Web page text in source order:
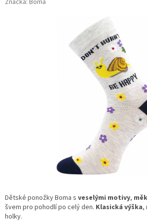
Dětské ponožky Boma s veselými motivy,
švem pro pohodlí po celý den. Klasická výška,
holky.